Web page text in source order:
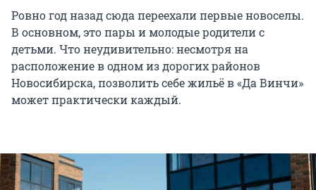
Ровно год назад сюда переехали первые новоселы.
В основном, это пары и молодые родители с
детьми. Что неудивительно: несмотря на
расположение в одном из дорогих районов
Новосибирска, позволить себе жильё в «Да Винчи»
может практически каждый.